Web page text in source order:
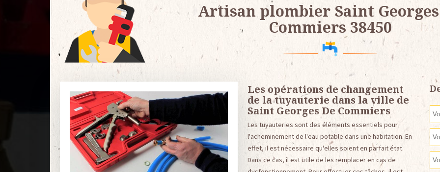
Artisan plombier Saint Georges
Commiers 38450
Les opérations de changement
de la tuyauterie dans la ville de
Saint Georges De Commiers
Les tuyauteries sont des éléments essentiels pour
l'acheminement de l'eau potable dans une habitation. En
effet, il est nécessaire qu'elles soient en parfait état.
Dans ce cas, il est utile de les remplacer en cas de